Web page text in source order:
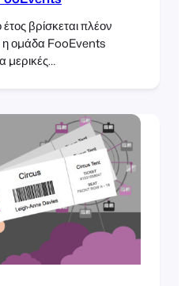
βρίσκεται πλέον
η ομάδα FooEvents
μερικές
να επισημάνουμε
βελτιώσεις και
το 2018.